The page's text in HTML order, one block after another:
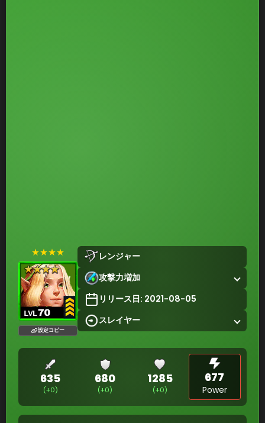
★★★★
設定コピー
レンジャー
攻撃力増加
リリース日: 2021-08-05
スレイヤー
635
(+0)
680
(+0)
1285
(+0)
677
Power